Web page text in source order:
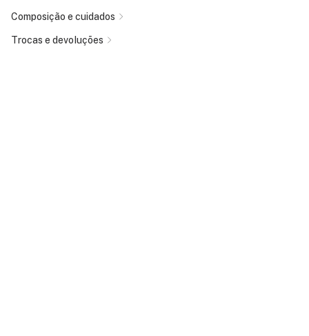
Composição e cuidados
Trocas e devoluções